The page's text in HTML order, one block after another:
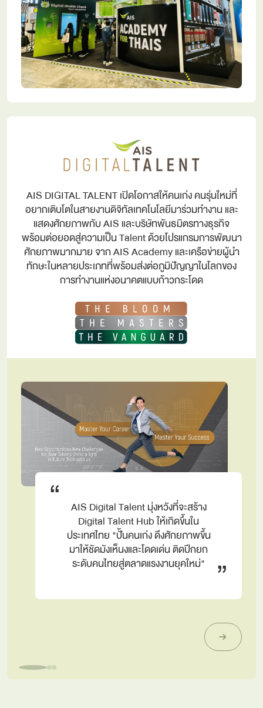
AIS DIGITAL TALENT เปิดโอกาสให้คนเก่ง คนรุ่นใหม่ที่
อยากเติบโตในสายงานดิจิทัลเทคโนโลยีมาร่วมทำงาน และ
แสดงศักยภาพกับ AIS และบริษัทพันธมิตรทางธุรกิจ
พร้อมต่อยอดสู่ความเป็น Talent ด้วยโปรแกรมการพัฒนา
ศักยภาพมากมาย จาก AIS Academy และเครือข่ายผู้นำ
ทักษะในหลายประเภทที่พร้อมส่งต่อภูมิปัญญาในโลกของ
การทำงานแห่งอนาคตแบบก้าวกระโดด
“
AIS Digital Talent มุ่งหวังที่จะสร้าง
Digital Talent Hub ให้เกิดขึ้นใน
ประเทศไทย "ปั้นคนเก่ง ดึงศักยภาพขึ้น
มาให้ชัดมังเห็นงและโดดเด่น ติดปีกยก
ระดับคนไทยสู่ตลาดแรงงานยุคใหม่"
”